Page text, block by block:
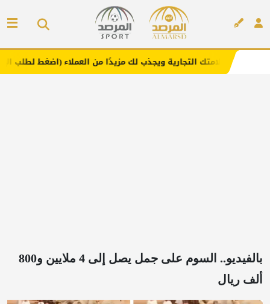
ويجذب لك مزيدًا من العملاء (اضغط لطلب الإعلان)
بالفيديو.. السوم على جمل يصل إلى 4 ملايين و800
ألف ريال